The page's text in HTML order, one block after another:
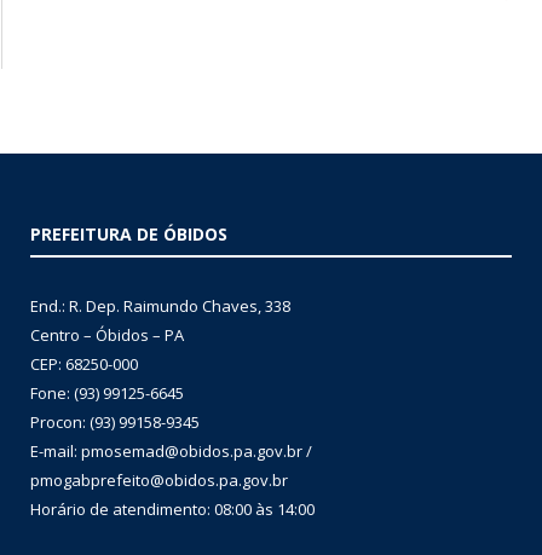
PREFEITURA DE ÓBIDOS
End.: R. Dep. Raimundo Chaves, 338
Centro – Óbidos – PA
CEP: 68250-000
Fone: (93) 99125-6645
Procon: (93) 99158-9345
E-mail: pmosemad@obidos.pa.gov.br /
pmogabprefeito@obidos.pa.gov.br
Horário de atendimento: 08:00 às 14:00